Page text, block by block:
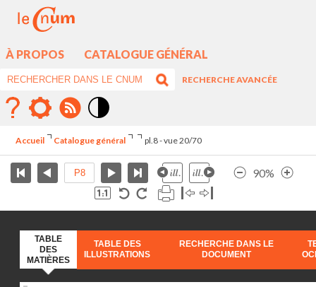
À PROPOS CATALOGUE GÉNÉRAL
RECHERCHE AVANCÉE
élévé
Accueil Catalogue général pl.8 - vue 20/70
90%
TABLE
DES
MATIÈRES
TABLE DES
ILLUSTRATIONS
RECHERCHE DANS LE
DOCUMENT